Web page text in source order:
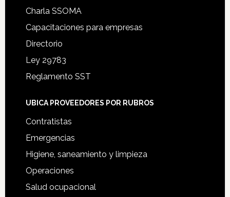
Charla SSOMA
Capacitaciones para empresas
Directorio
Ley 29783
Reglamento SST
UBICA PROVEEDORES POR RUBROS
Contratistas
Emergencias
Higiene, saneamiento y limpieza
Operaciones
Salud ocupacional